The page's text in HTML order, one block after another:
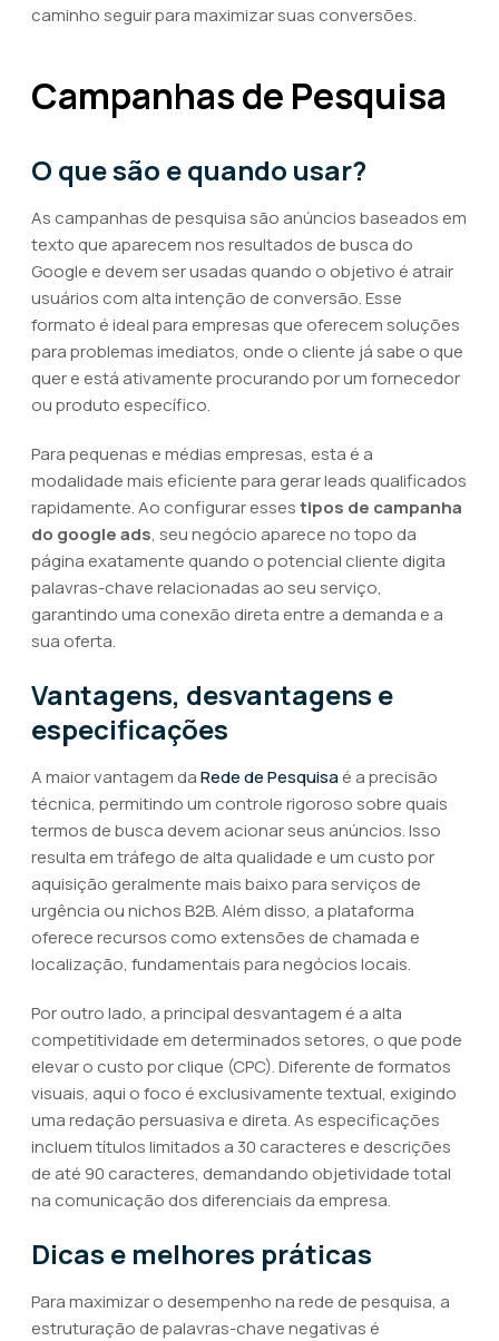
caminho seguir para maximizar suas conversões.
Campanhas de Pesquisa
O que são e quando usar?
As campanhas de pesquisa são anúncios baseados em
texto que aparecem nos resultados de busca do
Google e devem ser usadas quando o objetivo é atrair
usuários com alta intenção de conversão. Esse
formato é ideal para empresas que oferecem soluções
para problemas imediatos, onde o cliente já sabe o que
quer e está ativamente procurando por um fornecedor
ou produto específico.
Para pequenas e médias empresas, esta é a
modalidade mais eficiente para gerar leads qualificados
rapidamente. Ao configurar essestipos de campanha
do google ads, seu negócio aparece no topo da
página exatamente quando o potencial cliente digita
palavras-chave relacionadas ao seu serviço,
garantindo uma conexão direta entre a demanda e a
sua oferta.
Vantagens, desvantagens e
especificações
A maior vantagem daRede de Pesquisaé a precisão
técnica, permitindo um controle rigoroso sobre quais
termos de busca devem acionar seus anúncios. Isso
resulta em tráfego de alta qualidade e um custo por
aquisição geralmente mais baixo para serviços de
urgência ou nichos B2B. Além disso, a plataforma
oferece recursos como extensões de chamada e
localização, fundamentais para negócios locais.
Por outro lado, a principal desvantagem é a alta
competitividade em determinados setores, o que pode
elevar o custo por clique (CPC). Diferente de formatos
visuais, aqui o foco é exclusivamente textual, exigindo
uma redação persuasiva e direta. As especificações
incluem títulos limitados a 30 caracteres e descrições
de até 90 caracteres, demandando objetividade total
na comunicação dos diferenciais da empresa.
Dicas e melhores práticas
Para maximizar o desempenho na rede de pesquisa, a
estruturação de palavras-chave negativas é